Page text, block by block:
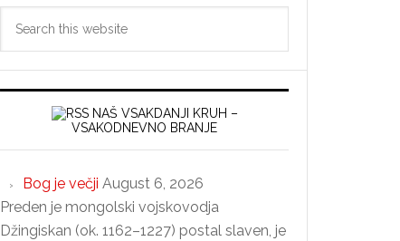
NAŠ VSAKDANJI KRUH –
VSAKODNEVNO BRANJE
Bog je večji August 6, 2026
Preden je mongolski vojskovodja
Džingiskan (ok. 1162–1227) postal slaven, je